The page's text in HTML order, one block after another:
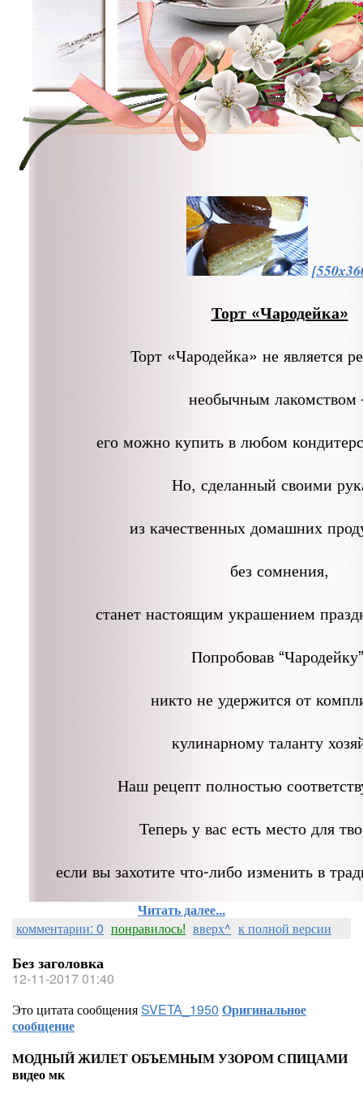
Торт «Чародейка»
Торт «Чародейка» не является
необычным лакомством
его можно купить в любом
Но, сделанный своими
из качественных домашних
без сомнения,
станет настоящим украшением
Попробовав
никто не удержится от
кулинарному таланту
Наш рецепт полностью
Теперь у вас есть место для
если вы захотите что-либо изменить в
Читать далее...
комментарии: 0 понравилось! вверх^ к полной версии
Без заголовка
12-11-2017 01:40
Это цитата сообщенияSVETA_1950 Оригинальное
сообщение
МОДНЫЙ ЖИЛЕТ ОБЪЕМНЫМ УЗОРОМ СПИЦАМИ
видео мк